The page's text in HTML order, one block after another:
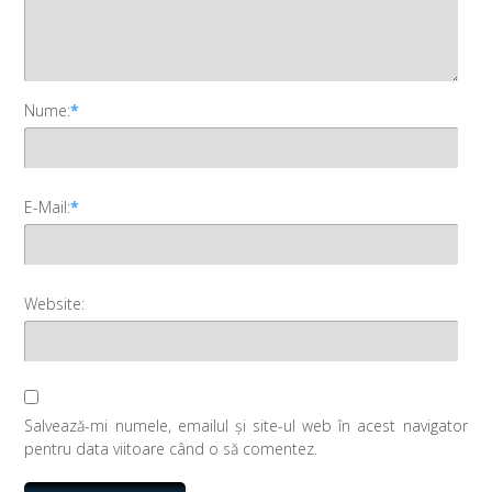
Nume:*
E-Mail:*
Website:
Salvează-mi numele, emailul și site-ul web în acest navigator
pentru data viitoare când o să comentez.